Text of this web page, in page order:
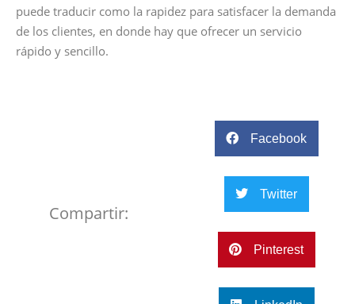
puede traducir como la rapidez para satisfacer la demanda
de los clientes, en donde hay que ofrecer un servicio
rápido y sencillo.
Compartir:
Facebook
Twitter
Pinterest